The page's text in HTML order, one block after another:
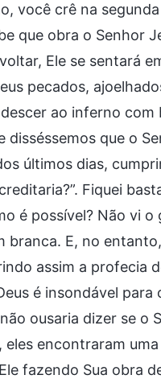
você crê na
que obra o Senhor
Ele se sentará
pecados,
ao inferno com
que o
últimos dias,
Fiquei
é possível? Não vi
branca. E, no
assim a profecia
é insondável
ousaria dizer se
encontraram
fazendo Sua obra